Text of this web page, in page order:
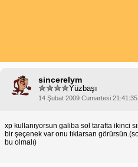
sincerelym
Yüzbaşı
14 Şubat 2009 Cumartesi
xp kullanıyorsun galiba sol tarafta ikinci
bir şeçenek var onu tıklarsan
bu olmalı)